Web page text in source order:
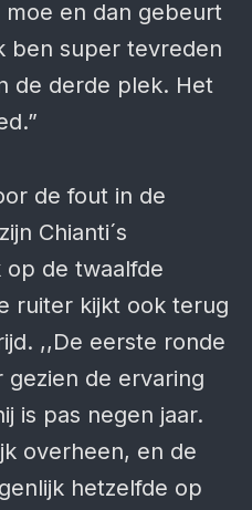
en dan gebeurt
ben super tevreden
de derde plek. Het
de fout in de
Chianti´s
op de twaalfde
ruiter kijkt ook terug
,,De eerste ronde
de ervaring
is pas negen jaar.
overheen, en de
hetzelfde op